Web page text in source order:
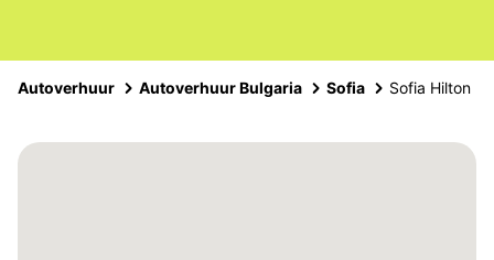
Autoverhuur Autoverhuur Bulgaria Sofia Sofia Hilton